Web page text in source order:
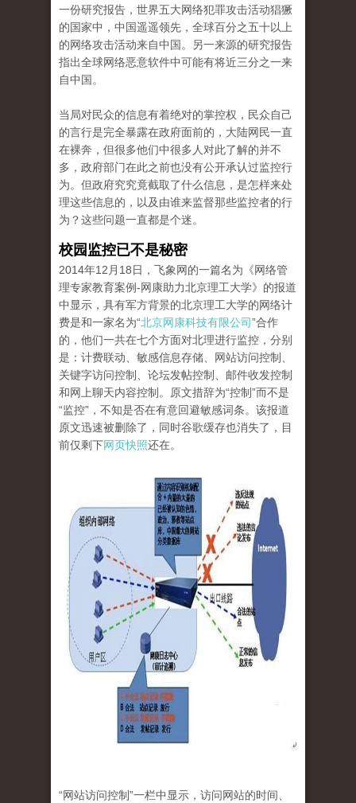
一份研究报告，世界五大网络犯罪攻击活动猖獗
的国家中，中国遥遥领先，全球百分之五十以上
的网络攻击活动来自中国。另一来源的研究报告
指出全球网络恶意软件中可能有将近三分之一来
自中国。
当局对民众的信息有着绝对的掌控权，民众自己
的言行是完全暴露在政府面前的，大陆网民一直
在裸奔，但很多他们中很多人对此了解的并不
多，政府部门在此之前也没有公开承认过监控行
为。但政府究究竟截取了什么信息，是怎样来处
理这些信息的，以及由谁来监督那些监控者的行
为？这些问题一直都是个迷。
校园监控已不是秘密
2014年12月18日，飞象网的一篇名为《网络管
理专家教育案例-网康助力北京理工大学》的报道
中显示，具有军方背景的北京理工大学的网络计
费是和一家名为“北京网康科技有限公司”合作
的，他们一共在七个方面对北理进行监控，分别
是：计费联动、敏感信息存储、网站访问控制、
关键字访问控制、论坛发帖控制、邮件收发控制
和网上聊天内容控制。原文措辞为“控制”而不是
“监控”，不知是否在有意回避敏感词条。该报道
原文迅速被删除了，同时谷歌缓存也消失了，目
前仅剩下网页快照还在。
“网站访问控制”一栏中显示，访问网站的时间、